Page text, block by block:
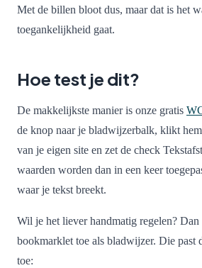
Met de billen bloot dus, maar dat is het
toegankelijkheid gaat.
Hoe test je dit?
De makkelijkste manier is onze gratis
de knop naar je bladwijzerbalk, klikt
van je eigen site en zet de check
waarden worden dan in een keer
waar je tekst breekt.
Wil je het liever handmatig regelen? Dan
bookmarklet toe als bladwijzer. Die past
toe: